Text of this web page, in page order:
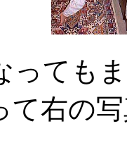
っても
て右の